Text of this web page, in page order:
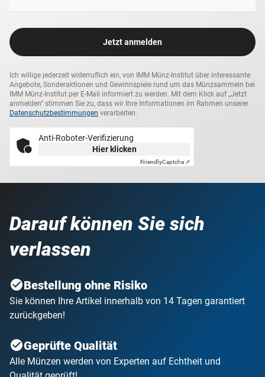
Jetzt anmelden
Ich willige jederzeit widerruflich ein, von IMM Münz-Institut über interessante
Angebote, Sonderaktionen und Gewinnspiele rund um das Münzsammeln bei
IMM Münz-Institut per E-Mail informiert zu werden. Mit dem Klick auf „Jetzt
anmelden“ stimmen Sie zu, dass wir Ihre Informationen im Rahmen unserer
Datenschutzbestimmungen verarbeiten.
Anti-Roboter-Verifizierung
Hier klicken
FriendlyCaptcha ⇗
Darauf können Sie sich
verlassen
Bestellung ohne Risiko
Sie können Ihre Artikel innerhalb von 14 Tagen garantiert
zurückgeben!
Geprüfte Qualität
Alle Münzen werden von Experten auf Echtheit und